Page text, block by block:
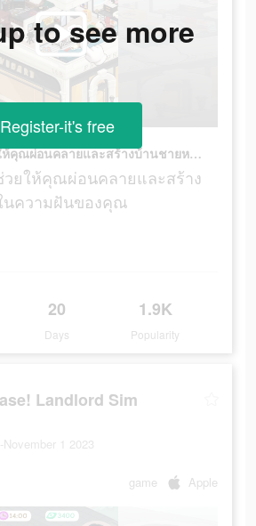
เกมพักผ่อนที่ช่วยให้คุณผ่อนคลายและสร้างบ้านชายหาดในความฝันของคุณ
ยให้คุณผ่อนคลายและสร้าง
นความฝันของคุณ
20
Days
1.9K
Popularity
to see more
Register-it's free
Landlord Sim
1 2023
game Apple